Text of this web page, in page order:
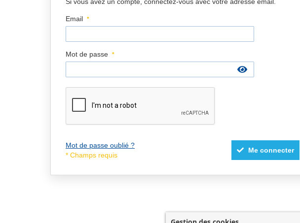
Email
Mot de passe
Mot de passe oublié ?
Me connecter